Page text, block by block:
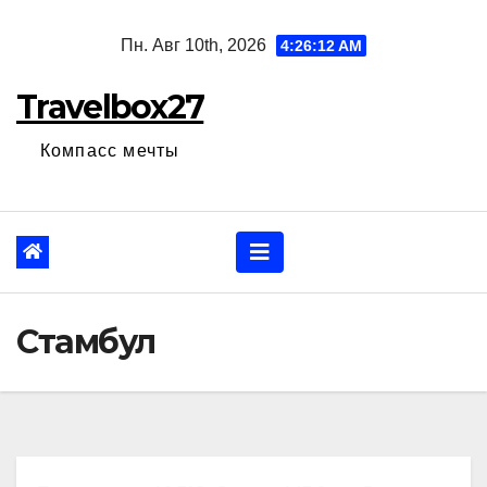
Пн. Авг 10th, 2026 4:26:13 AM
Travelbox27
Компасс мечты
Стамбул